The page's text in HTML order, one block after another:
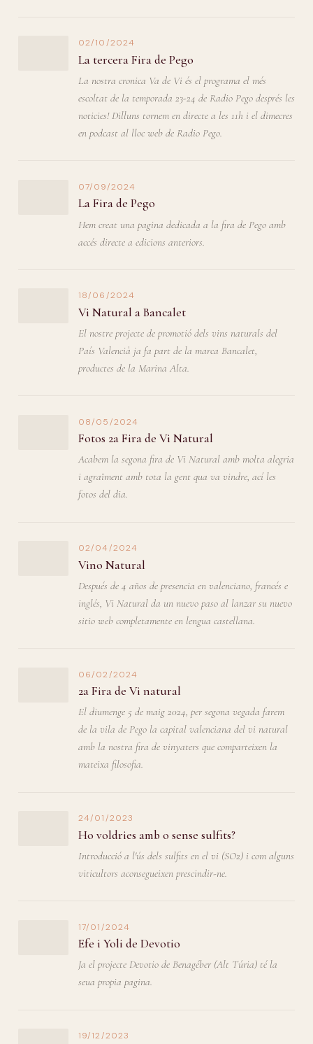
02/10/2024
La tercera Fira de Pego
La nostra cronica Va de Vi és el programa el més
escoltat de la temporada 23-24 de Radio Pego després les
noticies! Dilluns tornem en directe a les 11h i el dimecres
en podcast al lloc web de Radio Pego.
07/09/2024
La Fira de Pego
Hem creat una pagina dedicada a la fira de Pego amb
accés directe a edicions anteriors.
18/06/2024
Vi Natural a Bancalet
El nostre projecte de promotió dels vins naturals del
País Valencià ja fa part de la marca Bancalet,
productes de la Marina Alta.
08/05/2024
Fotos 2a Fira de Vi Natural
Acabem la segona fira de Vi Natural amb molta alegria
i agraïment amb tota la gent qua va vindre, ací les
fotos del dia.
02/04/2024
Vino Natural
Después de 4 años de presencia en valenciano, francés e
inglés, Vi Natural da un nuevo paso al lanzar su nuevo
sitio web completamente en lengua castellana.
06/02/2024
2a Fira de Vi natural
El diumenge 5 de maig 2024, per segona vegada farem
de la vila de Pego la capital valenciana del vi natural
amb la nostra fira de vinyaters que comparteixen la
mateixa filosofia.
24/01/2023
Ho voldries amb o sense sulfits?
Introducció a l'ús dels sulfits en el vi (SO2) i com alguns
viticultors aconsegueixen prescindir-ne.
17/01/2024
Efe i Yoli de Devotio
Ja el projecte Devotio de Benagéber (Alt Túria) té la
seua propia pagina.
19/12/2023